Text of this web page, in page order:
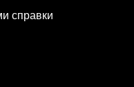
справки